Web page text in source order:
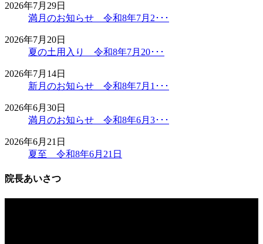
2026年7月29日
満月のお知らせ 令和8年7月2･･･
2026年7月20日
夏の土用入り 令和8年7月20･･･
2026年7月14日
新月のお知らせ 令和8年7月1･･･
2026年6月30日
満月のお知らせ 令和8年6月3･･･
2026年6月21日
夏至 令和8年6月21日
院長あいさつ